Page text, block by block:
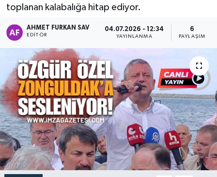
toplanan kalabalığa hitap ediyor.
AHMET FURKAN SAV
EDITÖR
04.07.2026 - 12:34
YAYINLANMA
6
PAYLAŞIM